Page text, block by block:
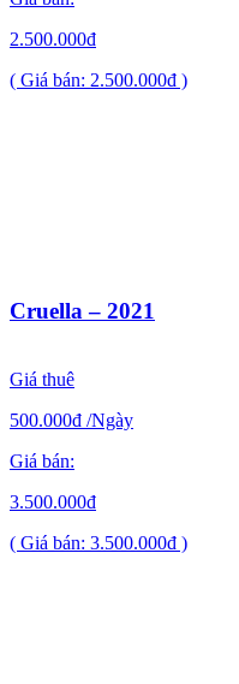
2.500.000đ
( Giá bán: 2.500.000đ )
Cruella – 2021
Giá thuê
500.000đ /Ngày
Giá bán:
3.500.000đ
( Giá bán: 3.500.000đ )